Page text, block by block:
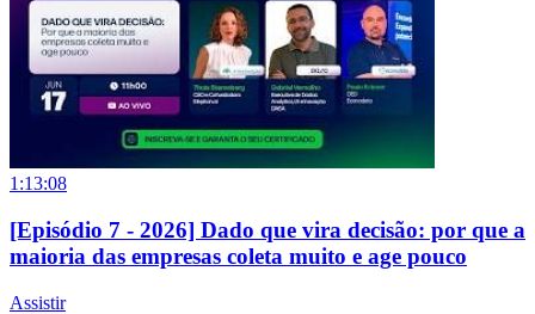
1:13:08
[Episódio 7 - 2026] Dado que vira decisão: por que a
maioria das empresas coleta muito e age pouco
Assistir